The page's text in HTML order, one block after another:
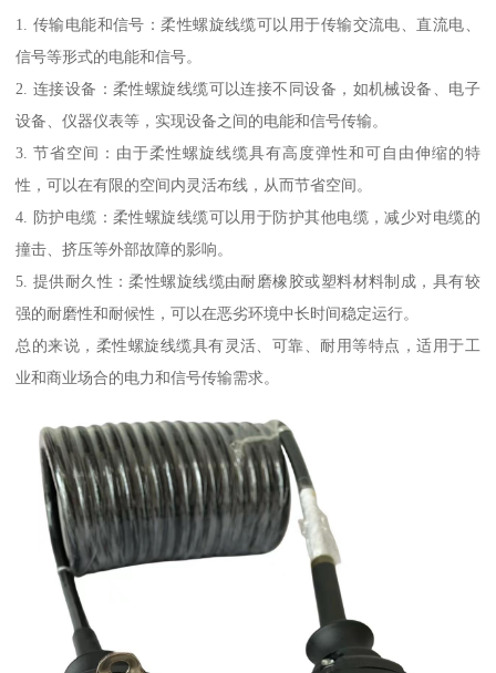
1. 传输电能和信号：柔性螺旋线缆可以用于传输交流电、直流电、
信号等形式的电能和信号。
2. 连接设备：柔性螺旋线缆可以连接不同设备，如机械设备、电子
设备、仪器仪表等，实现设备之间的电能和信号传输。
3. 节省空间：由于柔性螺旋线缆具有高度弹性和可自由伸缩的特
性，可以在有限的空间内灵活布线，从而节省空间。
4. 防护电缆：柔性螺旋线缆可以用于防护其他电缆，减少对电缆的
撞击、挤压等外部故障的影响。
5. 提供耐久性：柔性螺旋线缆由耐磨橡胶或塑料材料制成，具有较
强的耐磨性和耐候性，可以在恶劣环境中长时间稳定运行。
总的来说，柔性螺旋线缆具有灵活、可靠、耐用等特点，适用于工
业和商业场合的电力和信号传输需求。